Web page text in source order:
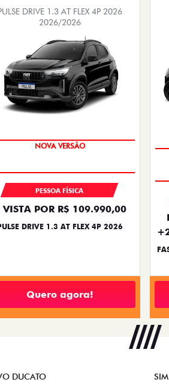
DRIVE 1.3 AT FLEX 4P 2026
2026/2026
NOVA VERSÃO
PESSOA FÍSICA
VISTA POR R$ 109.990,00
DRIVE 1.3 AT FLEX 4P 2026
Quero agora!
DUCATO